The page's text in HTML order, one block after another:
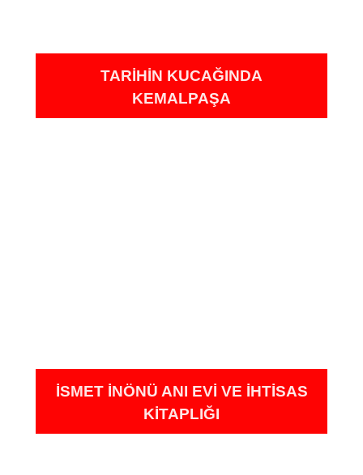
TARIHIN KUCAĞINDA
KEMALPAŞA
İSMET İNÖNÜ ANI EVI VE İHTISAS
KITAPLIĞI